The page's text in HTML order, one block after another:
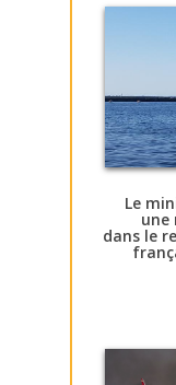
Le
une
dans le